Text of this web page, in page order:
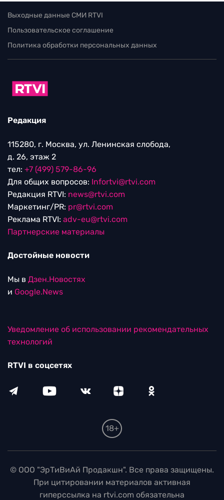
Выходные данные СМИ RTVI
Пользовательское соглашение
Политика обработки персональных данных
Редакция
115280, г. Москва, ул. Ленинская слобода,
д. 26, этаж 2
тел: +7 (499) 579-86-96
Для общих вопросов: Infortvi@rtvi.com
Редакция RTVI: news@rtvi.com
Маркетинг/PR: pr@rtvi.com
Реклама RTVI: adv-eu@rtvi.com
Партнерские материалы
Достойные новости
Мы в Дзен.Новостях
и Google.News
Уведомление об использовании рекомендательных
технологий
RTVI в соцсетях
18+
© ООО "ЭрТиВиАй Продакшн". Все права защищены.
При цитировании материалов активная
гиперссылка на rtvi.com обязательна